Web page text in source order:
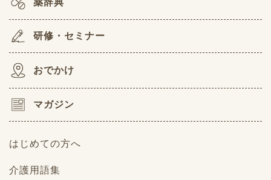
研修・セミナー
おでかけ
マガジン
はじめての方へ
介護用語集